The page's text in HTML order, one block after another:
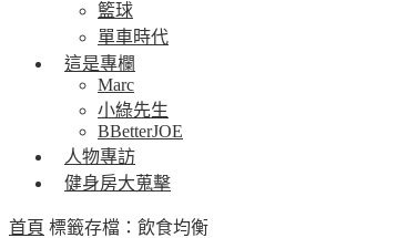
籃球
單車時代
這是專欄
Marc
小綠先生
BBetterJOE
人物專訪
健身房大蒐擊
首頁 標籤存檔：飲食均衡